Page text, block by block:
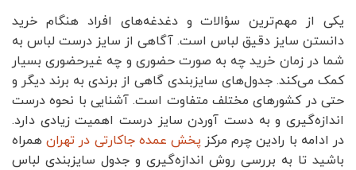
یکی از مهم‌ترین سؤالات و دغدغه‌های افراد هنگام خرید
دانستن سایز دقیق لباس است. آگاهی از سایز درست لباس به
شما در زمان خرید چه به صورت حضوری و چه غیرحضوری بسیار
کمک می‌کند. جدول‌های سایزبندی گاهی از برندی به برند دیگر و
حتی در کشور‌های مختلف متفاوت است. آشنایی با نحوه درست
اندازه‌گیری و به دست آوردن سایز درست اهمیت زیادی دارد.
در ادامه با رادین چرم مرکز پخش عمده جاکارتی در تهرانهمراه
باشید تا به بررسی روش اندازه‌گیری و جدول سایز‌بندی لباس